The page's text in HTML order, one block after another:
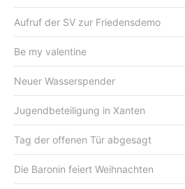
Aufruf der SV zur Friedensdemo
Be my valentine
Neuer Wasserspender
Jugendbeteiligung in Xanten
Tag der offenen Tür abgesagt
Die Baronin feiert Weihnachten